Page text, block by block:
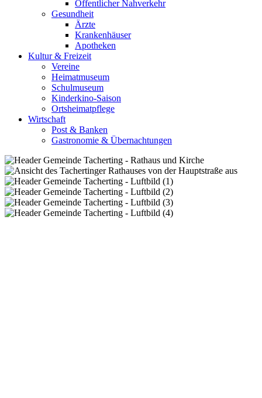
Öffentlicher Nahverkehr
Gesundheit
Ärzte
Krankenhäuser
Apotheken
Kultur & Freizeit
Vereine
Heimatmuseum
Schulmuseum
Kinderkino-Saison
Ortsheimatpflege
Wirtschaft
Post & Banken
Gastronomie & Übernachtungen